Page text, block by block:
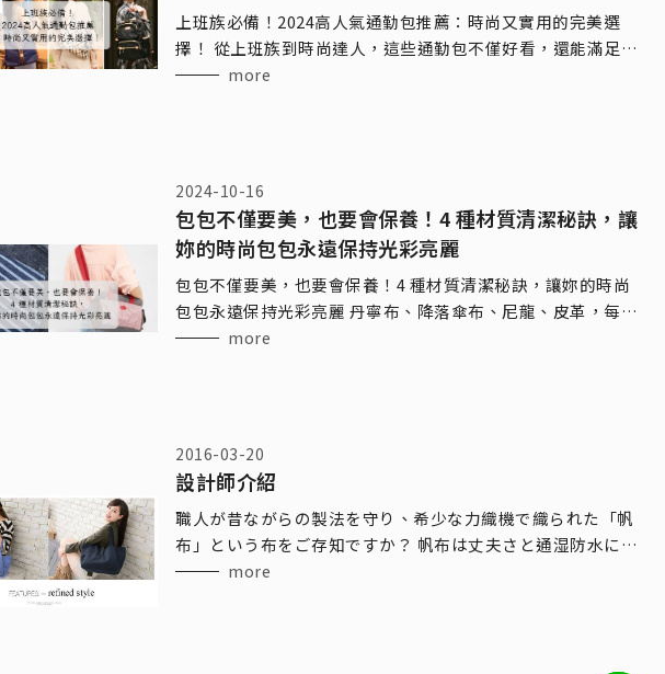
上班族必備！2024高人氣通勤包推薦：時尚又實用的完美選
擇！ 從上班族到時尚達人，這些通勤包不僅好看，還能滿足你
日常所需！立即探索最適合的包款吧！
more
2024-10-16
包包不僅要美，也要會保養！4 種材質清潔秘訣，讓
妳的時尚包包永遠保持光彩亮麗
包包不僅要美，也要會保養！4 種材質清潔秘訣，讓妳的時尚
包包永遠保持光彩亮麗 丹寧布、降落傘布、尼龍、皮革，每種
材質的包包都有它獨特的魅力與保養需求。掌握正確的清潔與
more
2016-03-20
設計師介紹
職人が昔ながらの製法を守り、希少な力織機で織られた「帆
布」という布をご存知ですか？ 帆布は丈夫さと通湿防水に優
れた高い機能性を併せ持ち、使うほどに馴染み、 時とともに
more